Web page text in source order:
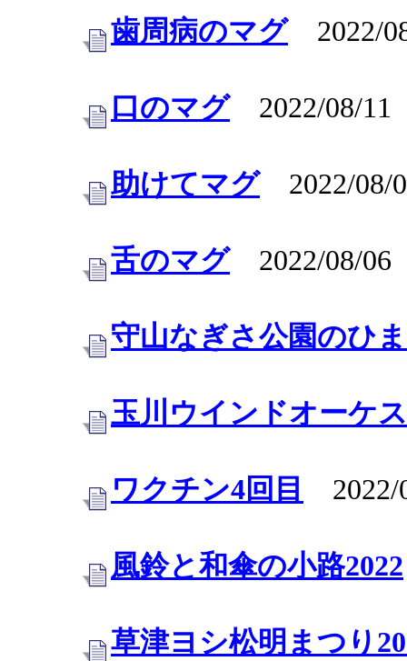
歯周病のマグ2022/
口のマグ2022/08/11
助けてマグ2022/08/
舌のマグ2022/08/06
守山なぎさ公園のひ
玉川ウインドオーケ
ワクチン4回目 2022/
風鈴と和傘の小路2022
草津ヨシ松明まつり